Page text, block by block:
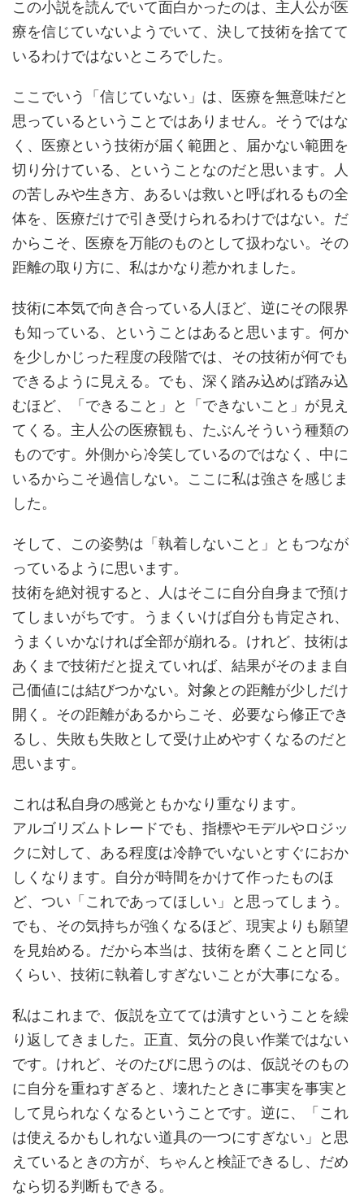
この小説を読んでいて面白かったのは、主人公が医
療を信じていないようでいて、決して技術を捨てて
いるわけではないところでした。
ここでいう「信じていない」は、医療を無意味だと
思っているということではありません。そうではな
く、医療という技術が届く範囲と、届かない範囲を
切り分けている、ということなのだと思います。人
の苦しみや生き方、あるいは救いと呼ばれるもの全
体を、医療だけで引き受けられるわけではない。だ
からこそ、医療を万能のものとして扱わない。その
距離の取り方に、私はかなり惹かれました。
技術に本気で向き合っている人ほど、逆にその限界
も知っている、ということはあると思います。何か
を少しかじった程度の段階では、その技術が何でも
できるように見える。でも、深く踏み込めば踏み込
むほど、「できること」と「できないこと」が見え
てくる。主人公の医療観も、たぶんそういう種類の
ものです。外側から冷笑しているのではなく、中に
いるからこそ過信しない。ここに私は強さを感じま
した。
そして、この姿勢は「執着しないこと」ともつなが
っているように思います。
技術を絶対視すると、人はそこに自分自身まで預け
てしまいがちです。うまくいけば自分も肯定され、
うまくいかなければ全部が崩れる。けれど、技術は
あくまで技術だと捉えていれば、結果がそのまま自
己価値には結びつかない。対象との距離が少しだけ
開く。その距離があるからこそ、必要なら修正でき
るし、失敗も失敗として受け止めやすくなるのだと
思います。
これは私自身の感覚ともかなり重なります。
アルゴリズムトレードでも、指標やモデルやロジッ
クに対して、ある程度は冷静でいないとすぐにおか
しくなります。自分が時間をかけて作ったものほ
ど、つい「これであってほしい」と思ってしまう。
でも、その気持ちが強くなるほど、現実よりも願望
を見始める。だから本当は、技術を磨くことと同じ
くらい、技術に執着しすぎないことが大事になる。
私はこれまで、仮説を立てては潰すということを繰
り返してきました。正直、気分の良い作業ではない
です。けれど、そのたびに思うのは、仮説そのもの
に自分を重ねすぎると、壊れたときに事実を事実と
して見られなくなるということです。逆に、「これ
は使えるかもしれない道具の一つにすぎない」と思
えているときの方が、ちゃんと検証できるし、だめ
なら切る判断もできる。